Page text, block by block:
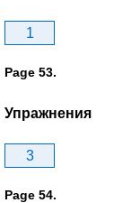
1
Page 53.
Упражнения
3
Page 54.